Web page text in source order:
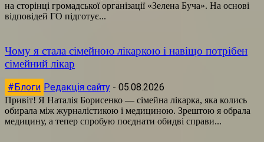
на сторінці громадської організації «Зелена Буча». На основі
відповідей ГО підготує...
Чому я стала сімейною лікаркою і навіщо потрібен
сімейний лікар
#Блоги Редакція сайту - 05.08.2026
Привіт! Я Наталія Борисенко — сімейна лікарка, яка колись
обирала між журналістикою і медициною. Зрештою я обрала
медицину, а тепер спробую поєднати обидві справи...